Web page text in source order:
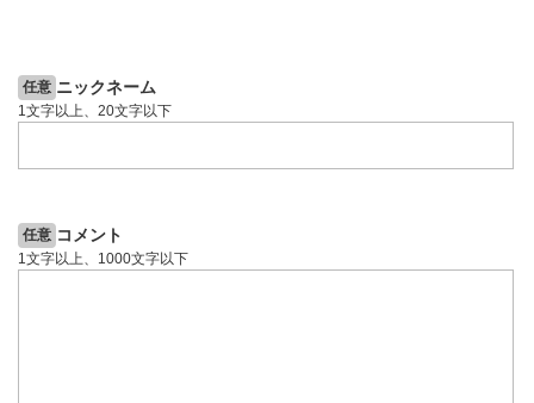
任意 ニックネーム
1文字以上、20文字以下
任意 コメント
1文字以上、1000文字以下